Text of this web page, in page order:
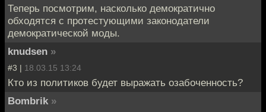
Теперь посмотрим, насколько демократично
обходятся с протестующими законодатели
демократической моды.
knudsen »
#3 | 18.03.15 13:24
Кто из политиков будет выражать озабоченность?
Bombrik »